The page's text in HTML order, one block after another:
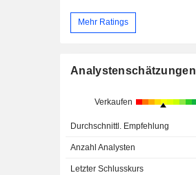
Mehr Ratings
Analystenschätzungen
Verkaufen
Durchschnittl. Empfehlung
Anzahl Analysten
Letzter Schlusskurs